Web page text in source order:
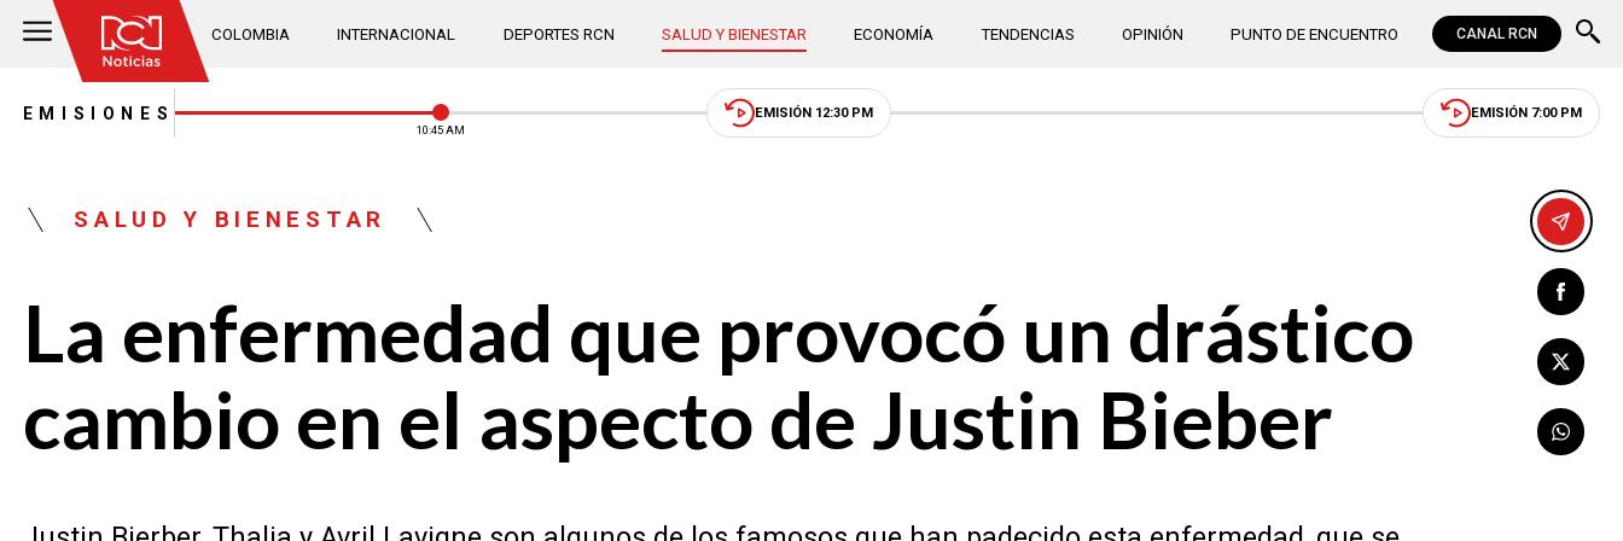
COLOMBIA INTERNACIONAL DEPORTES RCN SALUD Y BIENESTAR ECONOMÍA TENDENCIAS OPINIÓN PUNTO DE ENCUENTRO CANAL RCN
EMISIONES
10:45 AM
EMISIÓN 12:30 PM EMISIÓN 7:00 PM
SALUD Y BIENESTAR
La enfermedad que provocó un drástico
cambio en el aspecto de Justin Bieber